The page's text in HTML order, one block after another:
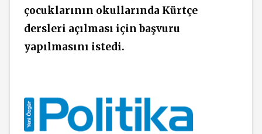
çocuklarının okullarında Kürtçe
dersleri açılması için başvuru
yapılmasını istedi.